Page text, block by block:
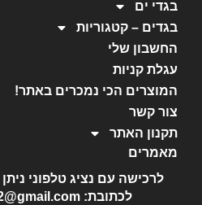
בגדי ים
בגדים – קטגוריות
החשבון שלי
עגלת קניות
המוצרים הכי נמכרים באתר!
צור קשר
תקנון האתר
מאמרים
לרכישה עם נציג טלפוני
לכתובת: htofashion2022@gmail.com